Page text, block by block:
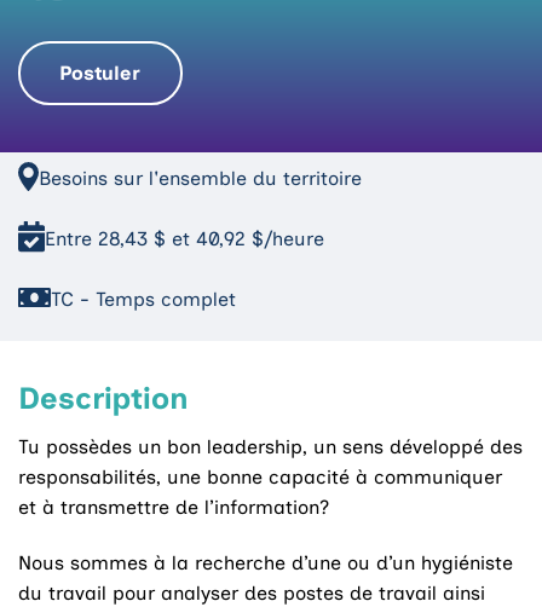
Postuler
Besoins sur l'ensemble du territoire
Entre 28,43 $ et 40,92 $/heure
TC - Temps complet
Description
Tu possèdes un bon leadership, un sens développé des
responsabilités, une bonne capacité à communiquer
et à transmettre de l’information?
Nous sommes à la recherche d’une ou d’un hygiéniste
du travail pour analyser des postes de travail ainsi